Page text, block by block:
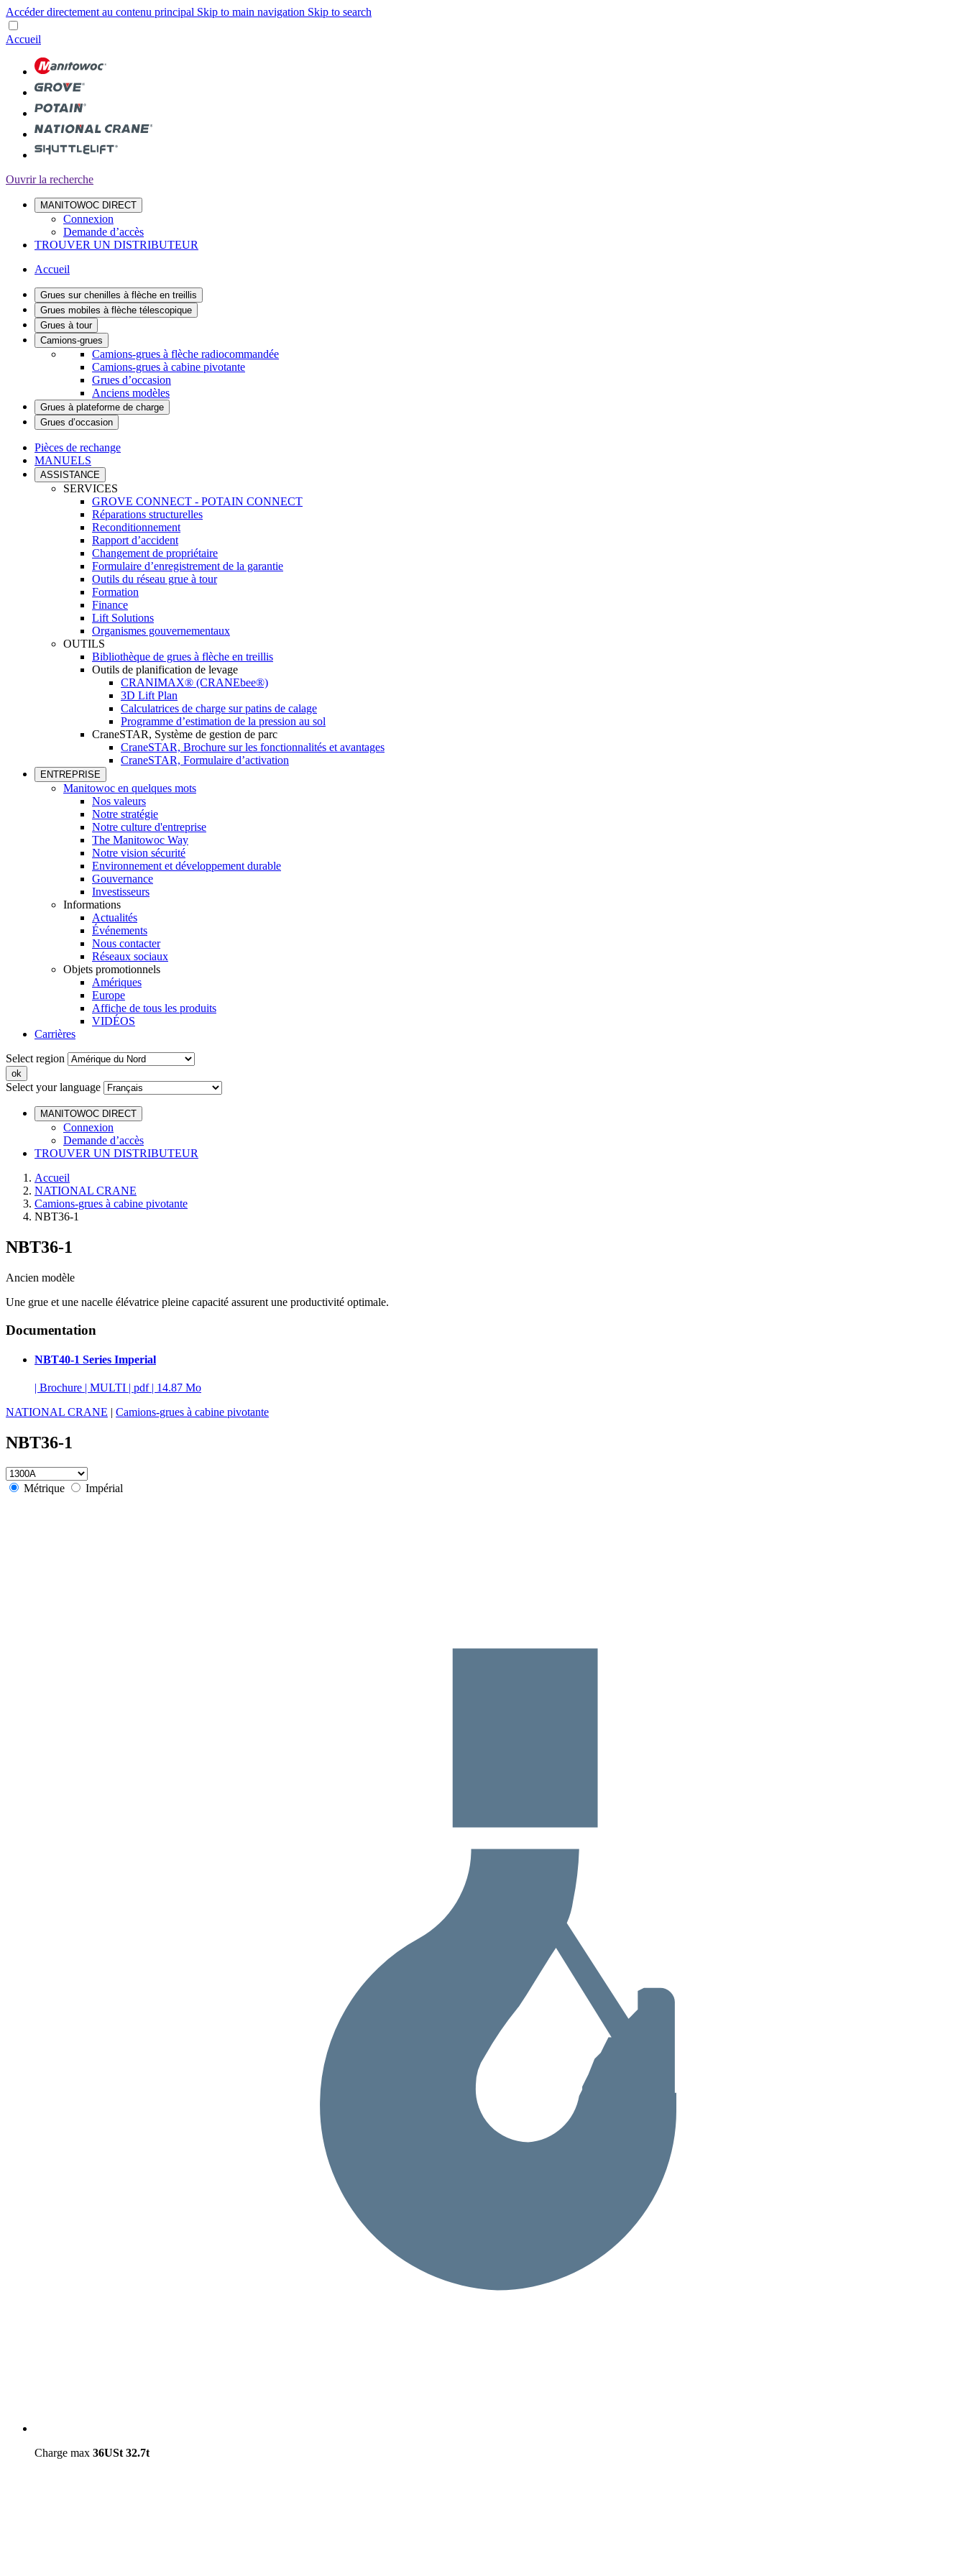
Accéder directement au contenu principal Skip to main navigation Skip to search
Accueil
Ouvrir la recherche
MANITOWOC DIRECT
Connexion
Demande d’accès
TROUVER UN DISTRIBUTEUR
Accueil
Grues sur chenilles à flèche en treillis
Grues mobiles à flèche télescopique
Grues à tour
Camions-grues
Camions-grues à flèche radiocommandée
Camions-grues à cabine pivotante
Grues d’occasion
Anciens modèles
Grues à plateforme de charge
Grues d’occasion
Pièces de rechange
MANUELS
ASSISTANCE
SERVICES
GROVE CONNECT - POTAIN CONNECT
Réparations structurelles
Reconditionnement
Rapport d’accident
Changement de propriétaire
Formulaire d’enregistrement de la garantie
Outils du réseau grue à tour
Formation
Finance
Lift Solutions
Organismes gouvernementaux
OUTILS
Bibliothèque de grues à flèche en treillis
Outils de planification de levage
CRANIMAX® (CRANEbee®)
3D Lift Plan
Calculatrices de charge sur patins de calage
Programme d’estimation de la pression au sol
CraneSTAR, Système de gestion de parc
CraneSTAR, Brochure sur les fonctionnalités et avantages
CraneSTAR, Formulaire d’activation
ENTREPRISE
Manitowoc en quelques mots
Nos valeurs
Notre stratégie
Notre culture d'entreprise
The Manitowoc Way
Notre vision sécurité
Environnement et développement durable
Gouvernance
Investisseurs
Informations
Actualités
Événements
Nous contacter
Réseaux sociaux
Objets promotionnels
Amériques
Europe
Affiche de tous les produits
VIDÉOS
Carrières
Select region
Select your language
MANITOWOC DIRECT
Connexion
Demande d’accès
TROUVER UN DISTRIBUTEUR
Accueil
NATIONAL CRANE
Camions-grues à cabine pivotante
NBT36-1
NBT36-1
Ancien modèle
Une grue et une nacelle élévatrice pleine capacité assurent une productivité optimale.
Documentation
NBT40-1 Series Imperial
| Brochure | MULTI | pdf | 14.87 Mo
NATIONAL CRANE | Camions-grues à cabine pivotante
NBT36-1
Métrique Impérial
Charge max 36USt 32.7t